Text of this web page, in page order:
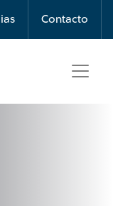
Contacto